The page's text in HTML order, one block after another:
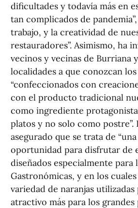
dificultades y todavía más en
tan complicados de
trabajo, y la creatividad de
restauradores”. Asimismo, ha
vecinos y vecinas de Burriana
localidades a que conozcan
“confeccionados con
con el producto tradicional
como ingrediente
platos y no solo como postre”.
asegurado que se trata de
oportunidad para disfrutar de
diseñados especialmente para
Gastronómicas, y en los
variedad de naranjas
atractivo más para los